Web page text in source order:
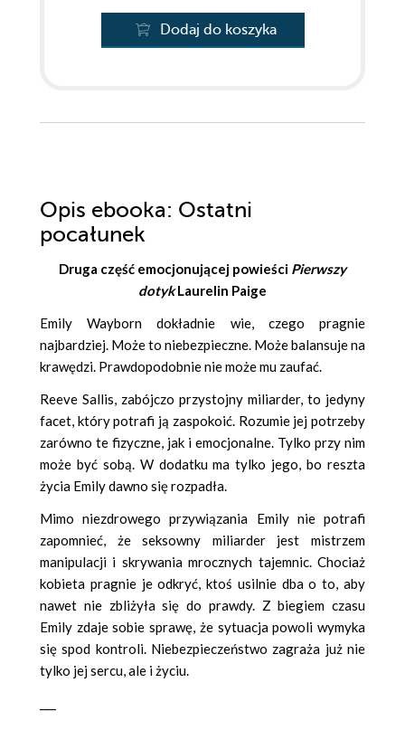
Dodaj do koszyka
Opis ebooka: Ostatni
pocałunek
Druga część emocjonującej powieści Pierwszy
dotykLaurelin Paige
Emily Wayborn dokładnie wie, czego pragnie
najbardziej. Może to niebezpieczne. Może balansuje na
krawędzi. Prawdopodobnie nie może mu zaufać.
Reeve Sallis, zabójczo przystojny miliarder, to jedyny
facet, który potrafi ją zaspokoić. Rozumie jej potrzeby
zarówno te fizyczne, jak i emocjonalne. Tylko przy nim
może być sobą. W dodatku ma tylko jego, bo reszta
życia Emily dawno się rozpadła.
Mimo niezdrowego przywiązania Emily nie potrafi
zapomnieć, że seksowny miliarder jest mistrzem
manipulacji i skrywania mrocznych tajemnic. Chociaż
kobieta pragnie je odkryć, ktoś usilnie dba o to, aby
nawet nie zbliżyła się do prawdy. Z biegiem czasu
Emily zdaje sobie sprawę, że sytuacja powoli wymyka
się spod kontroli. Niebezpieczeństwo zagraża już nie
tylko jej sercu, ale i życiu.